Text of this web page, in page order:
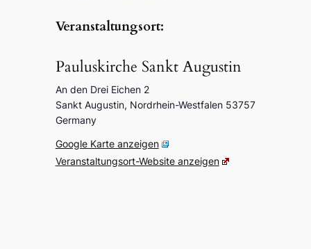
Veran­stal­tungs­ort:
Paulus­kir­che Sankt Augus­tin
An den Drei Eichen 2
Sankt Augus­tin, Nord­rhein-West­fa­len 53757
Germa­ny
Goog­le Karte anzei­gen
Veran­stal­tungs­ort-Website anzei­gen